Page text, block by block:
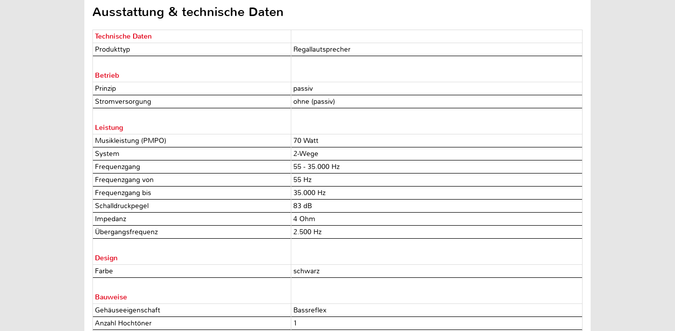
Ausstattung & technische Daten
Technische Daten
Produkttyp
Regallautsprecher
Betrieb
Prinzip
passiv
Stromversorgung
ohne (passiv)
Leistung
Musikleistung (PMPO)
70 Watt
System
2-Wege
Frequenzgang
55 - 35.000 Hz
Frequenzgang von
55 Hz
Frequenzgang bis
35.000 Hz
Schalldruckpegel
83 dB
Impedanz
4 Ohm
Übergangsfrequenz
2.500 Hz
Design
Farbe
schwarz
Bauweise
Gehäuseeigenschaft
Bassreflex
Anzahl Hochtöner
1